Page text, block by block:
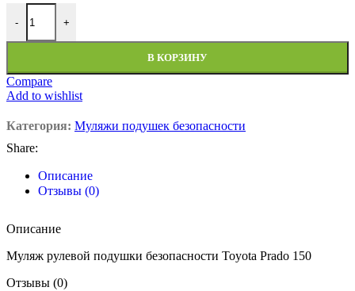
- +
В КОРЗИНУ
Compare
Add to wishlist
Категория: Муляжи подушек безопасности
Share:
Описание
Отзывы (0)
Описание
Муляж рулевой подушки безопасности Toyota Prado 150
Отзывы (0)